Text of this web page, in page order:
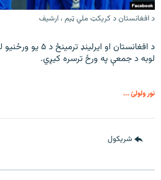
د افغانستان د کریکټ ملي ټیم ، ارشیف
د افغانستان او ایرلینډ
لوبه د جمعې په ورځ ترسره کیږي.
نور ولولئ ...
شريکول